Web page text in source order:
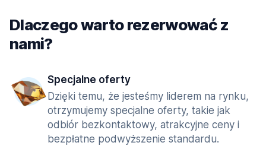
Dlaczego warto rezerwować z
nami?
Specjalne oferty
Dzięki temu, że jesteśmy liderem na rynku,
otrzymujemy specjalne oferty, takie jak
odbiór bezkontaktowy, atrakcyjne ceny i
bezpłatne podwyższenie standardu.